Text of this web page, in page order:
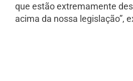
que estão extremamente
acima da nossa legislação”,